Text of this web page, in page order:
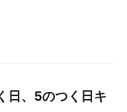
日、5のつく日キ